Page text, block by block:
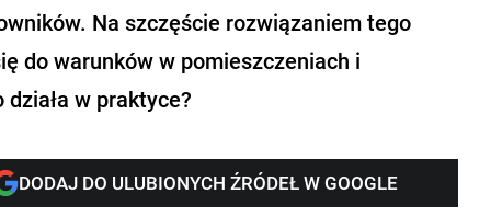
Na szczęście rozwiązaniem tego
do warunków w pomieszczeniach i
w praktyce?
DODAJ DO ULUBIONYCH ŹRÓDEŁ W GOOGLE